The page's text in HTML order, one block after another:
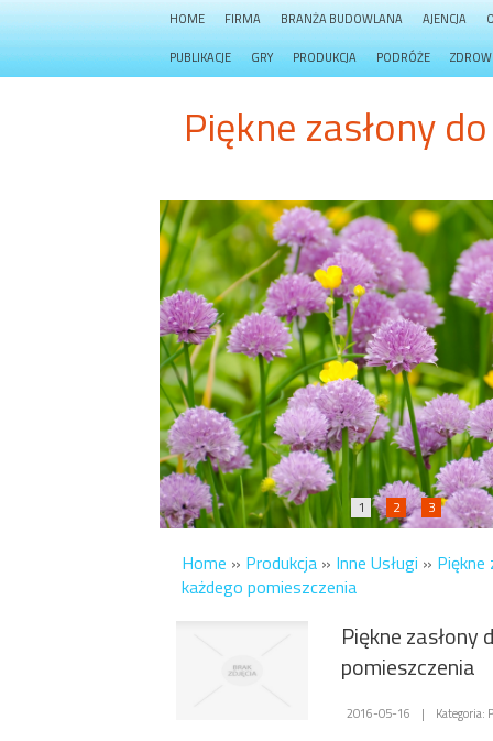
HOME FIRMA BRANŻA BUDOWLANA AJENCJA
PUBLIKACJE GRY PRODUKCJA PODRÓŻE
Piękne zasłony
1 2 3
Home » Produkcja » Inne Usługi » Piękne
każdego pomieszczenia
Piękne zasłony
pomieszczenia
2016-05-16 | Kategoria: